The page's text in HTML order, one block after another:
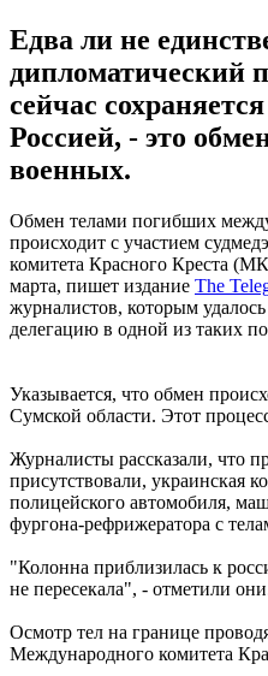
Едва ли не
дипломатический
сейчас
Россией, - это
военных.
Обмен телами погибших
происходит с участием
комитета Красного Креста
марта, пишет издание The
журналистов, которым
делегацию в одной из таких
Указывается, что обмен
Сумской области. Этот
Журналисты рассказали, что
присутствовали, украинская
полицейского автомобиля,
фургона-рефрижератора с
"Колонна приблизилась к
не пересекала", - отметили
Осмотр тел на границе
Международного комитета